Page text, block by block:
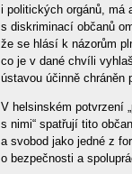
i politických orgánů, má
s diskriminací občanů
že se hlásí k názorům
co je v dané chvíli
ústavou účinně chráněn
V helsinském potvrzení
s nimi“ spatřují tito
a svobod jako jedné z
o bezpečnosti a